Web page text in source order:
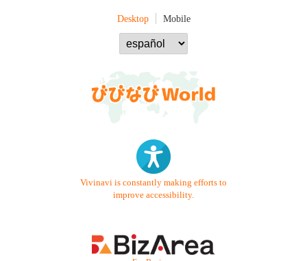
Desktop Mobile
Vivinavi is constantly making efforts to
improve accessibility.